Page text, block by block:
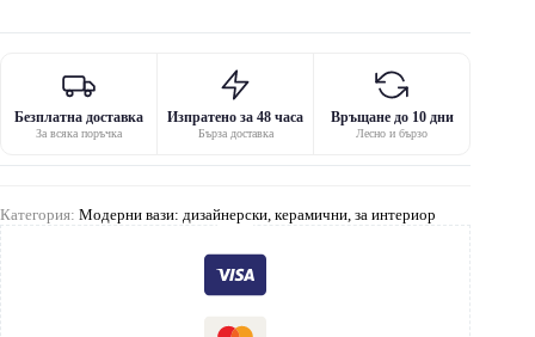
Безплатна доставка
За всяка поръчка
Изпратено за 48 часа
Бърза доставка
Връщане до 10 дни
Лесно и бързо
Категория: Модерни вази: дизайнерски, керамични, за интериор